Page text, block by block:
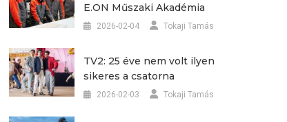
E.ON Műszaki Akadémia
2026-02-04 Tokaji Tamás
TV2: 25 éve nem volt ilyen
sikeres a csatorna
2026-02-03 Tokaji Tamás